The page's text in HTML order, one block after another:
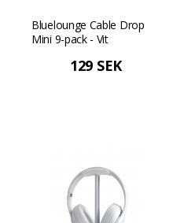
Bluelounge Cable Drop
Mini 9-pack - Vit
129 SEK